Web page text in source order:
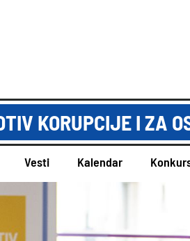
KORUPCIJE I ZA
Vesti Kalendar